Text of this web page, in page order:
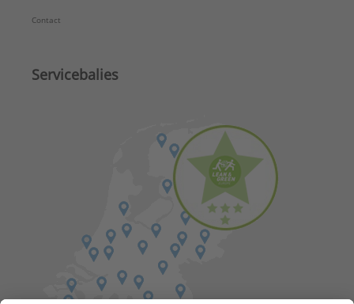
Contact
Servicebalies